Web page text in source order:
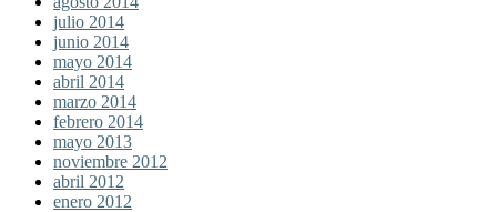
julio 2014
junio 2014
mayo 2014
abril 2014
marzo 2014
febrero 2014
mayo 2013
noviembre 2012
abril 2012
enero 2012